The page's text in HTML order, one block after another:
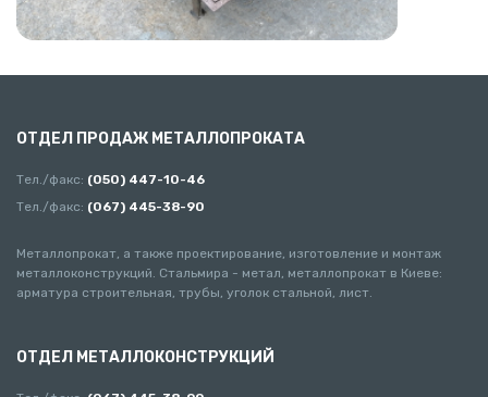
ОТДЕЛ ПРОДАЖ МЕТАЛЛОПРОКАТА
Тел./факс: (050) 447-10-46
Тел./факс: (067) 445-38-90
Металлопрокат, а также проектирование, изготовление и монтаж
металлоконструкций. Стальмира - метал, металлопрокат в Киеве:
арматура строительная, трубы, уголок стальной, лист.
ОТДЕЛ МЕТАЛЛОКОНСТРУКЦИЙ